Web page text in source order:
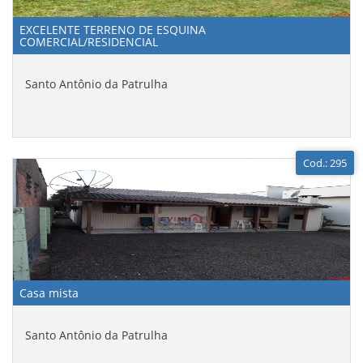
EXCELENTE TERRENO DE ESQUINA
COMERCIAL/RESIDENCIAL
Santo Antônio da Patrulha
Cod.: 295
Casa mista
Santo Antônio da Patrulha